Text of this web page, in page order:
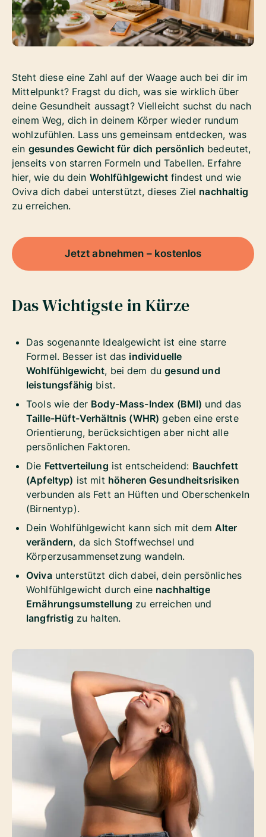
Steht diese eine Zahl auf der Waage auch bei dir im
Mittelpunkt? Fragst du dich, was sie wirklich über
deine Gesundheit aussagt? Vielleicht suchst du nach
einem Weg, dich in deinem Körper wieder rundum
wohlzufühlen. Lass uns gemeinsam entdecken, was
ein gesundes Gewicht für dich persönlich bedeutet,
jenseits von starren Formeln und Tabellen. Erfahre
hier, wie du dein Wohlfühlgewichtfindest und wie
Oviva dich dabei unterstützt, dieses Ziel nachhaltig
zu erreichen.
Jetzt abnehmen – kostenlos
Das Wichtigste in Kürze
Das sogenannte Idealgewicht ist eine starre
Formel. Besser ist das individuelle
Wohlfühlgewicht, bei dem dugesund und
leistungsfähig bist.
Tools wie der Body-Mass-Index (BMI) und das
Taille-Hüft-Verhältnis (WHR) geben eine erste
Orientierung, berücksichtigen aber nicht alle
persönlichen Faktoren.
Die Fettverteilung ist entscheidend: Bauchfett
(Apfeltyp) ist mit höheren Gesundheitsrisiken
verbunden als Fett an Hüften und Oberschenkeln
(Birnentyp).
Dein Wohlfühlgewicht kann sich mit dem Alter
verändern, da sich Stoffwechsel und
Körperzusammensetzung wandeln.
Ovivaunterstützt dich dabei, dein persönliches
Wohlfühlgewicht durch eine nachhaltige
Ernährungsumstellung zu erreichen und
langfristig zu halten.